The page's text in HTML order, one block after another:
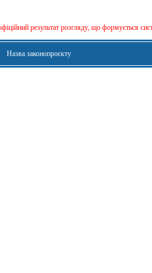
результат розгляду, що формується
Назва законопроєкту